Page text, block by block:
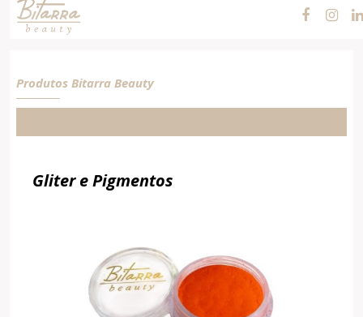
Cosméticos e
Maquiagens
Produtos Bitarra Beauty
Gliter e Pigmentos